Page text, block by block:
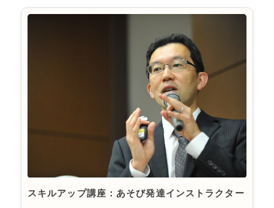
スキルアップ講座：あそび発達インストラクター